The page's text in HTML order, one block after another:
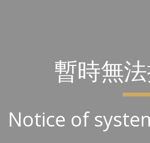
暫時無
Notice of